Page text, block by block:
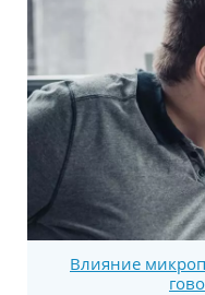
Влияние